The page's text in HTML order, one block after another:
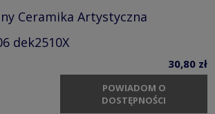
Ceramika Artystyczna
dek2510X
30,80 zł
POWIADOM O
DOSTĘPNOŚCI